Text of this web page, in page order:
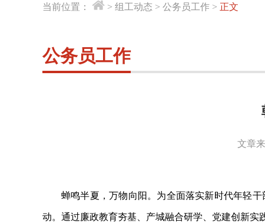
当前位置： > 组工动态 > 公务员工作 > 正文
公务员工作
文章
蝉鸣半夏，万物向阳。为全面落实新时代年轻
动。通过廉政教育夯基、产城融合研学、党建创新